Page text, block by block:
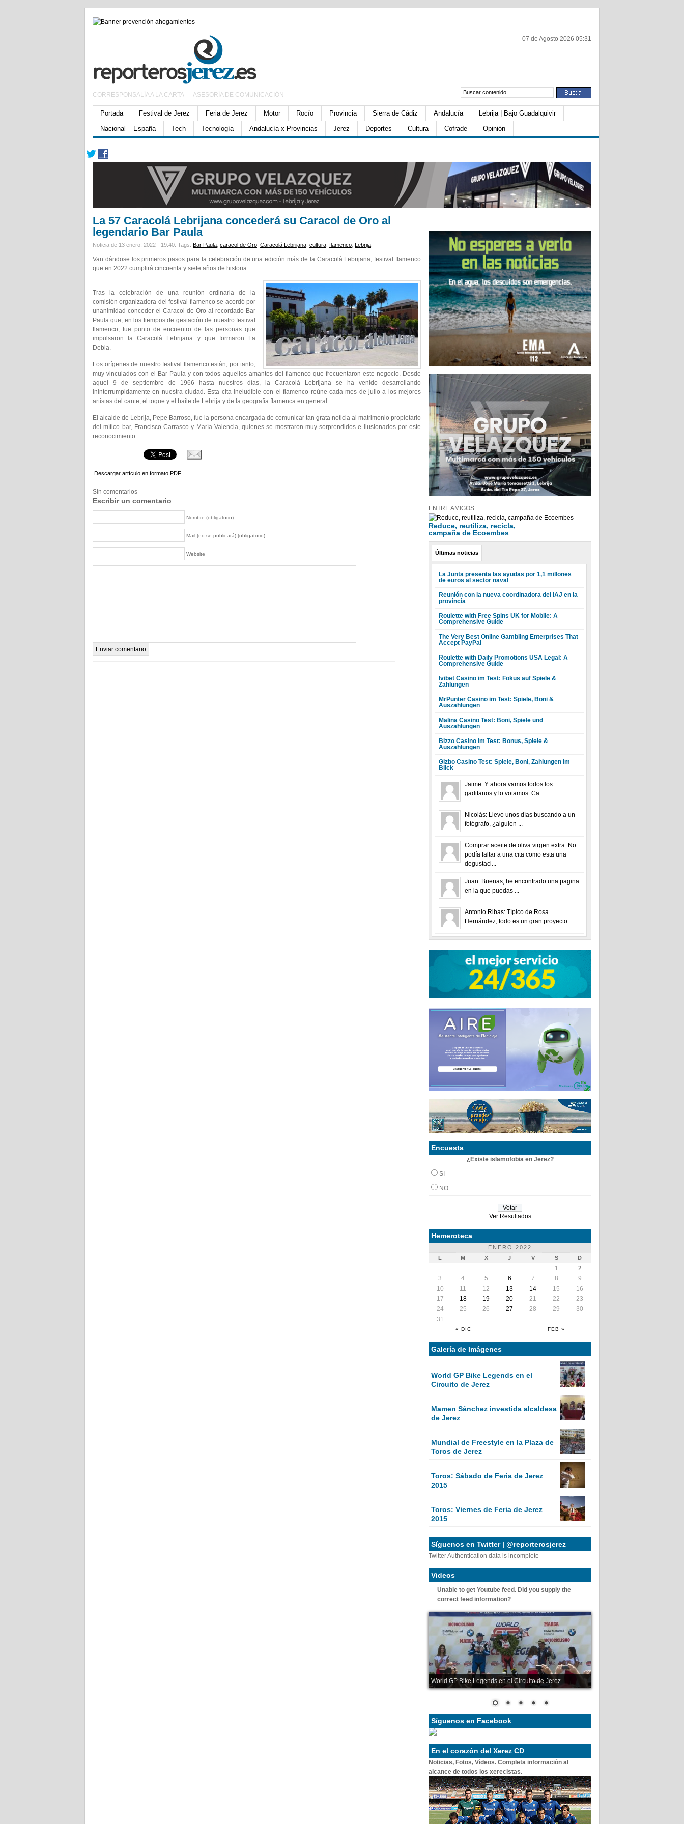
07 de Agosto 2026 05:31
CORRESPONSALÍA A LA CARTA ASESORÍA DE COMUNICACIÓN
Portada Festival de Jerez Feria de Jerez Motor Rocío Provincia Sierra de Cádiz Andalucía
Lebrija | Bajo Guadalquivir
Nacional – España
Tech Tecnología Andalucía x Provincias Jerez Deportes Cultura Cofrade Opinión
La 57 Caracolá Lebrijana concederá su Caracol de Oro al
legendario Bar Paula
Noticia de 13 enero, 2022 - 19:40. Tags: Bar Paula caracol de Oro Caracolá Lebrijana cultura flamenco Lebrija
Van dándose los primeros pasos para la celebración de una edición más de la Caracolá Lebrijana, festival flamenco
que en 2022 cumplirá cincuenta y siete años de historia.
Tras la celebración de una reunión ordinaria de la
comisión organizadora del festival flamenco se acordó por
unanimidad conceder el Caracol de Oro al recordado Bar
Paula que, en los tiempos de gestación de nuestro festival
flamenco, fue punto de encuentro de las personas que
impulsaron la Caracolá Lebrijana y que formaron La
Debla.
Los orígenes de nuestro festival flamenco están, por tanto,
muy vinculados con el Bar Paula y con todos aquellos amantes del flamenco que frecuentaron este negocio. Desde
aquel 9 de septiembre de 1966 hasta nuestros días, la Caracolá Lebrijana se ha venido desarrollando
ininterrumpidamente en nuestra ciudad. Esta cita ineludible con el flamenco reúne cada mes de julio a los mejores
artistas del cante, el toque y el baile de Lebrija y de la geografía flamenca en general.
El alcalde de Lebrija, Pepe Barroso, fue la persona encargada de comunicar tan grata noticia al matrimonio propietario
del mítico bar, Francisco Carrasco y María Valencia, quienes se mostraron muy sorprendidos e ilusionados por este
reconocimiento.
Descargar artículo en formato PDF
Sin comentarios
Escribir un comentario
Nombre (obligatorio)
Mail (no se publicará) (obligatorio)
Website
ENTRE AMIGOS
Reduce, reutiliza, recicla,
campaña de Ecoembes
Últimas noticias
La Junta presenta las ayudas por 1,1 millones
de euros al sector naval
Reunión con la nueva coordinadora del IAJ en la
provincia
Roulette with Free Spins UK for Mobile: A
Comprehensive Guide
The Very Best Online Gambling Enterprises That
Accept PayPal
Roulette with Daily Promotions USA Legal: A
Comprehensive Guide
Ivibet Casino im Test: Fokus auf Spiele &
Zahlungen
MrPunter Casino im Test: Spiele, Boni &
Auszahlungen
Malina Casino Test: Boni, Spiele und
Auszahlungen
Bizzo Casino im Test: Bonus, Spiele &
Auszahlungen
Gizbo Casino Test: Spiele, Boni, Zahlungen im
Blick
Jaime: Y ahora vamos todos los
gaditanos y lo votamos. Ca...
Nicolás: Llevo unos días buscando a un
fotógrafo, ¿alguien ...
Comprar aceite de oliva virgen extra: No
podía faltar a una cita como esta una
degustaci...
Juan: Buenas, he encontrado una pagina
en la que puedas ...
Antonio Ribas: Típico de Rosa
Hernández, todo es un gran proyecto...
Encuesta
¿Existe islamofobia en Jerez?
SI
NO
Ver Resultados
Hemeroteca
ENERO 2022
L
M X J V S D
« DIC FEB »
1
2
3
4 5 6 7 8
9
10
11 12 13 14 15
16
17
18 19 20 21 22
23
24
25 26 27 28 29
30
31
Galería de Imágenes
World GP Bike Legends en el
Circuito de Jerez
Mamen Sánchez investida alcaldesa
de Jerez
Mundial de Freestyle en la Plaza de
Toros de Jerez
Toros: Sábado de Feria de Jerez
2015
Toros: Viernes de Feria de Jerez
2015
Síguenos en Twitter | @reporterosjerez
Twitter Authentication data is incomplete
Videos
Unable to get Youtube feed. Did you supply the
correct feed information?
World GP Bike Legends en el Circuito de Jerez
Síguenos en Facebook
En el corazón del Xerez CD
Noticias, Fotos, Vídeos. Completa información al
alcance de todos los xerecistas.